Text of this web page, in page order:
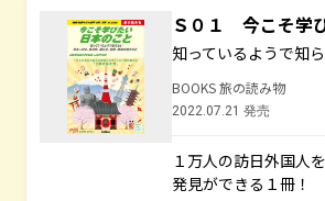
Ｓ０１ 今こそ学
知っているようで知
BOOKS 旅の読み物
2022.07.21 発売
１万人の訪日外国人
発見ができる１冊！